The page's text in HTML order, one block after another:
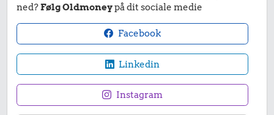
ned?Følg Oldmoneypå dit sociale medie
Facebook
Linkedin
Instagram